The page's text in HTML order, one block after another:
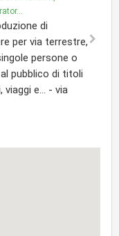
di
per via terrestre,
persone o
pubblico di titoli
e... - via